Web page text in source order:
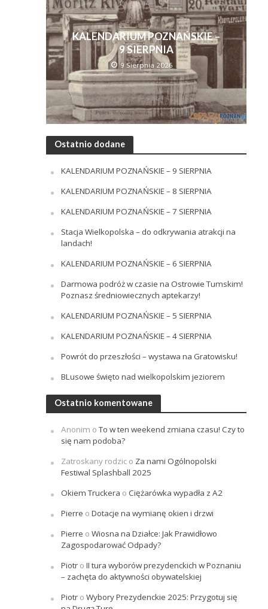
KALENDARIUM POZNAŃSKIE –
9 SIERPNIA
9 Sierpnia 2026
Ostatnio dodane
KALENDARIUM POZNAŃSKIE – 9 SIERPNIA
KALENDARIUM POZNAŃSKIE – 8 SIERPNIA
KALENDARIUM POZNAŃSKIE – 7 SIERPNIA
Stacja Wielkopolska – do odkrywania atrakcji na
landach!
KALENDARIUM POZNAŃSKIE – 6 SIERPNIA
Darmowa podróż w czasie na Ostrowie Tumskim!
Poznasz średniowiecznych aptekarzy!
KALENDARIUM POZNAŃSKIE – 5 SIERPNIA
KALENDARIUM POZNAŃSKIE – 4 SIERPNIA
Powrót do przeszłości – wystawa na Gratowisku!
BLusowe święto nad wielkopolskim jeziorem
Ostatnio komentowane
Anonim oTo w ten weekend zmiana czasu! Czy to
się nam podoba?
Zatroskany rodzico Za nami Ogólnopolski
Festiwal Splashball 2025
Okiem Truckera o Ciężarówka wypadła z A2
Pierre o Dotacje na wymianę okien i drzwi
Pierre o Wiosna na Działce: Jak Prawidłowo
Zagospodarować Odpady?
Piotro II tura wyborów prezydenckich w Poznaniu
– zachęta do aktywności obywatelskiej
Piotro Wybory Prezydenckie 2025: Przygotuj się